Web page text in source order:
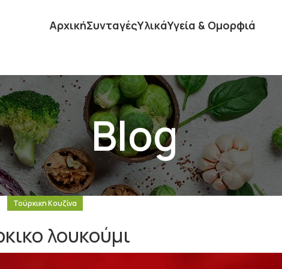
ΑρχικήΣυνταγέςΥλικάΥγεία & Ομορφιά
Blog
Τούρκικη Κουζίνα
λουκούμι